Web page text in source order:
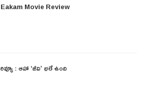
Eakam Movie Review
రివ్యూ : ఆహా ‘జీవి’ భలే ఉంది